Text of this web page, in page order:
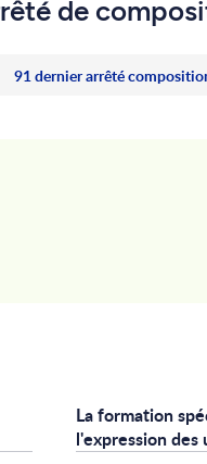
de
91 dernier arrêté
La formation
l'expression des